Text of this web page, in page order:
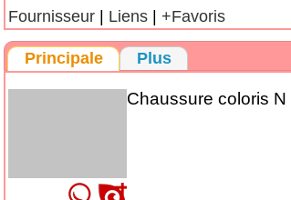
Fournisseur
Liens |+Favoris
Principale Plus
Chaussure coloris